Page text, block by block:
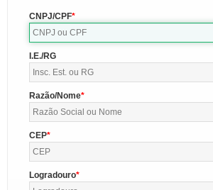
CNPJ/CPF
I.E./RG
Razão/Nome
CEP
Logradouro